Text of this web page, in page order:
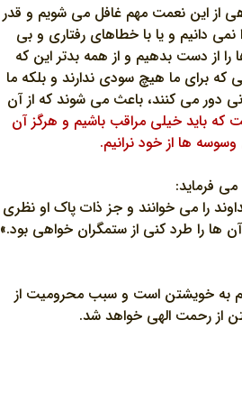
از اين نعمت مهم غافل مي شويم و قدر
دانيم و يا با خطاهاي رفتاري و بي
از دست بدهيم و از همه بدتر اين که
که براي ما هيچ سودي ندارند و بلکه ما
دور مي کنند، باعث مي شوند که از آن
که بايد خيلي مراقب باشيم و هرگز آن
ها از خود نرانيم.
را مي خوانند و جز ذات پاک او نظري
آن ها را طرد کني از ستمگران خواهي بود.»
به خويشتن است و سبب محروميت از
از رحمت الهي خواهد شد.